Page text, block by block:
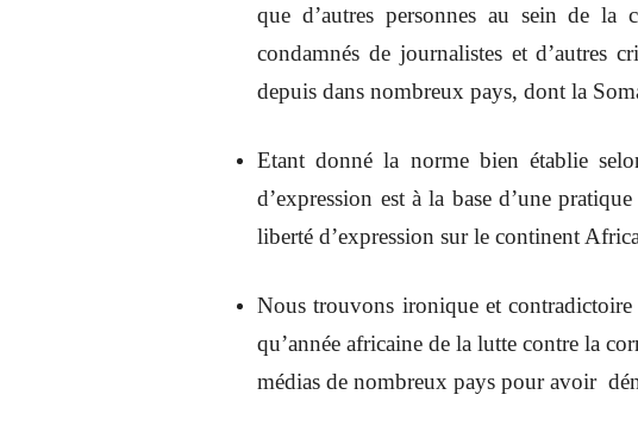
que d’autres personnes au sein de la
condamnés de journalistes et d’autres
depuis dans nombreux pays, dont la
Etant donné la norme bien établie
d’expression est à la base d’une
liberté d’expression sur le continent
Nous trouvons ironique et
qu’année africaine de la lutte contre la
médias de nombreux pays pour avoir